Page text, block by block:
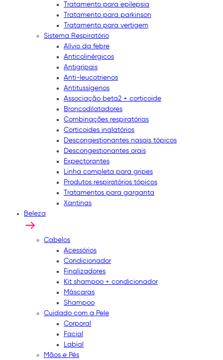
Tratamento para epilepsia
Tratamento para parkinson
Tratamento para vertigem
Sistema Respiratório
Alívio da febre
Anticolinérgicos
Antigripais
Anti-leucotrienos
Antitussígenos
Associação beta2 + corticoide
Broncodilatadores
Combinações respiratórias
Corticoides inalatórios
Descongestionantes nasais tópicos
Descongestionantes orais
Expectorantes
Linha completa para gripes
Produtos respiratórios tópicos
Tratamentos para garganta
Xantinas
Beleza
Cabelos
Acessórios
Condicionador
Finalizadores
Kit shampoo + condicionador
Máscaras
Shampoo
Cuidado com a Pele
Corporal
Facial
Labial
Mãos e Pés